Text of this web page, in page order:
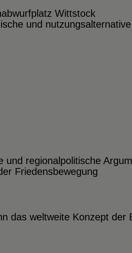
Wittstock
und
und regionalpolitische
Friedensbewegung
das weltweite Konzept der